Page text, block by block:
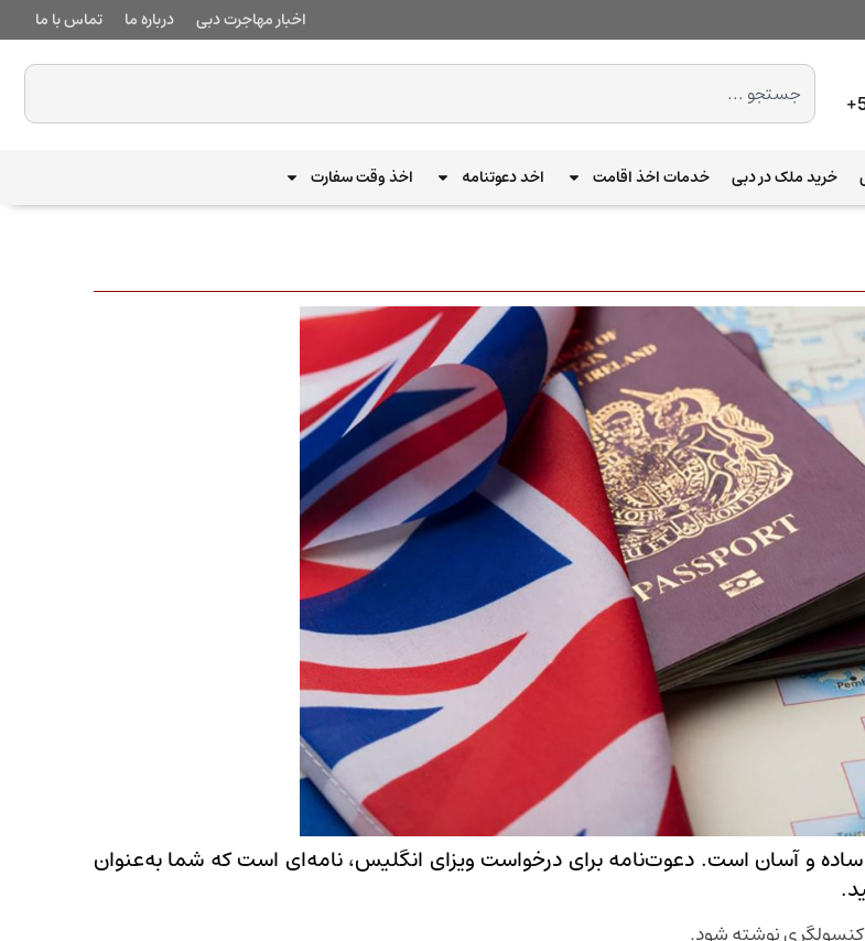
اخبار مهاجرت دبی درباره ما تماس با ما
خرید ملک در دبی خدمات اخذ اقامت اخد دعوتنامه اخذ وقت سفارت
و آسان است. دعوت‌نامه برای درخواست ویزای انگلیس، نامه‌ای است که شما به‌عنوان